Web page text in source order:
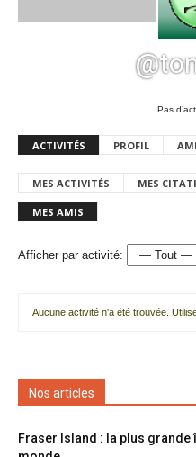
Pas
ACTIVITÉS PROFIL
MES ACTIVITÉS MES
MES AMIS
Afficher par activité:
Aucune activité n'a été trouvée.
Nos articles
Fraser Island : la plus grande